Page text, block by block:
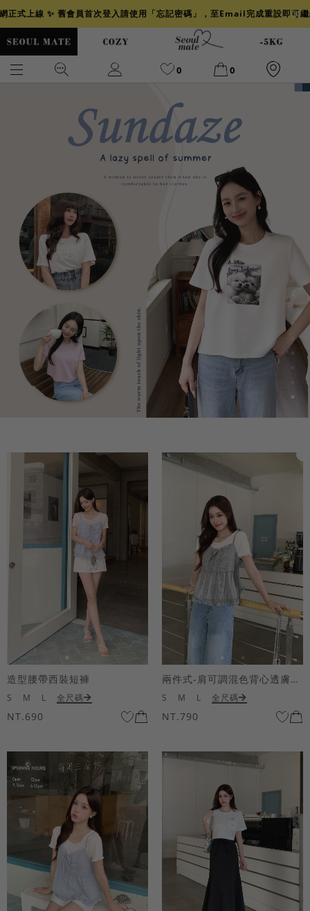
正式上線 ✨ 舊會員首次登入請使用「忘記密碼」，至Email完成重設即可
0 0
背心
透膚 小香 牛仔
襯衫 褲裙 冰感
涼感
造型腰帶西裝短褲
S M L 全尺碼
NT.690
兩件式-肩可調混色背心透膚上衣套組
S M L 全尺碼
NT.790